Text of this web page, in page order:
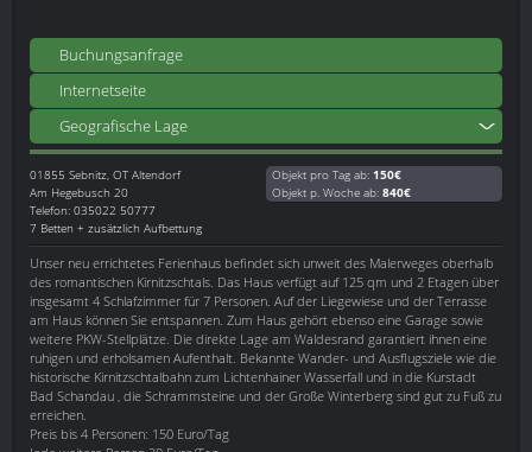
Buchungsanfrage
Internetseite
Geografische Lage
01855 Sebnitz, OT Altendorf
Am Hegebusch 20
Telefon: 035022 50777
7 Betten + zusätzlich Aufbettung
Objekt pro Tag ab: 150€
Objekt p. Woche ab: 840€
Unser neu errichtetes Ferienhaus befindet sich unweit des Malerweges oberhalb
des romantischen Kirnitzschtals. Das Haus verfügt auf 125 qm und 2 Etagen über
insgesamt 4 Schlafzimmer für 7 Personen. Auf der Liegewiese und der Terrasse
am Haus können Sie entspannen. Zum Haus gehört ebenso eine Garage sowie
weitere PKW-Stellplätze. Die direkte Lage am Waldesrand garantiert ihnen eine
ruhigen und erholsamen Aufenthalt. Bekannte Wander- und Ausflugsziele wie die
historische Kirnitzschtalbahn zum Lichtenhainer Wasserfall und in die Kurstadt
Bad Schandau , die Schrammsteine und der Große Winterberg sind gut zu Fuß zu
erreichen.
Preis bis 4 Personen: 150 Euro/Tag